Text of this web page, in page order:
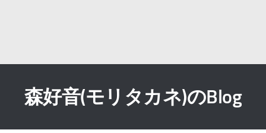
森好音(モリタカネ)のBlog